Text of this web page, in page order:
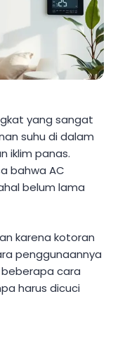
yang sangat
suhu di dalam
iklim panas.
bahwa AC
belum lama
karena kotoran
penggunaannya
cara
harus dicuci